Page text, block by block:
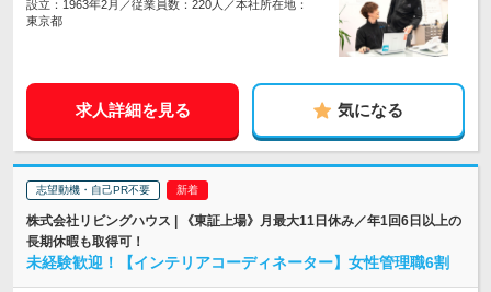
設立：1963年2月／従業員数：220人／本社所在地：
東京都
求人詳細を見る 気になる
志望動機・自己PR不要
株式会社リビングハウス | 《東証上場》月最大11日休み／年1回6日以上の
長期休暇も取得可！
未経験歓迎！【インテリアコーディネーター】女性管理職6割